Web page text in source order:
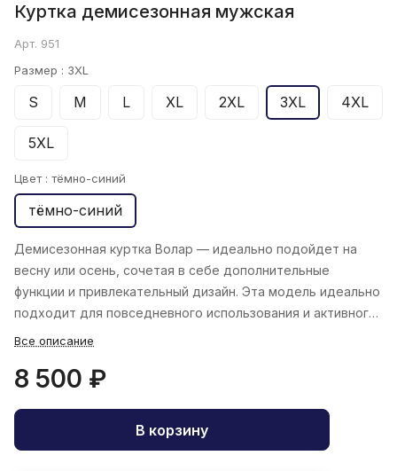
Куртка демисезонная мужская
Арт. 951
Размер : 3XL
S M L XL 2XL 3XL 4XL
5XL
Цвет : тёмно-синий
тёмно-синий
Демисезонная куртка Волар — идеально подойдет на
весну или осень, сочетая в себе дополнительные
функции и привлекательный дизайн. Эта модель идеально
подходит для повседневного использования и активного
образа жизни.
Все описание
8 500 ₽
В корзину